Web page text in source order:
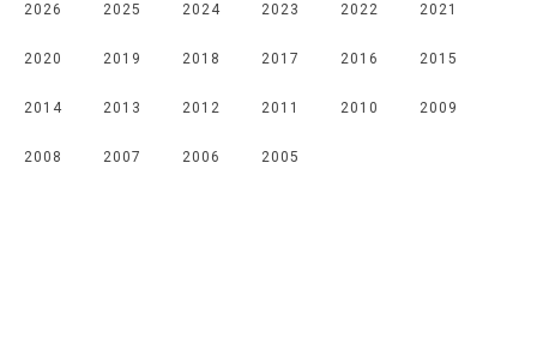
2026 2025 2024 2023 2022 2021
2020 2019 2018 2017 2016 2015
2014 2013 2012 2011 2010 2009
2008 2007 2006 2005